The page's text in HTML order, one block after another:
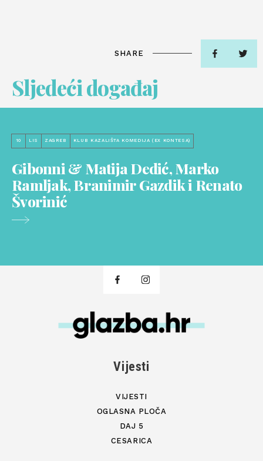
SHARE
Sljedeći događaj
10 LIS ZAGREB KLUB KAZALIŠTA KOMEDIJA (EX KONTESA)
Gibonni & Matija Dedić, Marko
Ramljak, Branimir Gazdik i Renato
Švorinić
Vijesti
VIJESTI
OGLASNA PLOČA
DAJ 5
CESARICA